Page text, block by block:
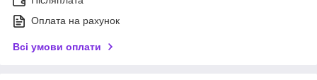
Оплата на рахунок
Всі умови оплати